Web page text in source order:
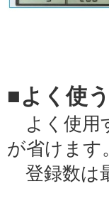
■よく使
よく使用
が省けます。
登録数は